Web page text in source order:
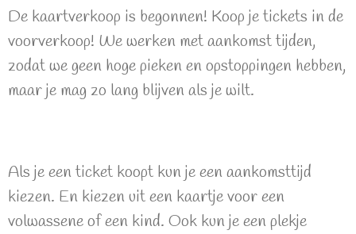
De kaartverkoop is begonnen! Koop je tickets in de
voorverkoop! We werken met aankomst tijden,
zodat we geen hoge pieken en opstoppingen hebben,
maar je mag zo lang blijven als je wilt.
Als je een ticket koopt kun je een aankomsttijd
kiezen. En kiezen uit een kaartje voor een
volwassene of een kind. Ook kun je een plekje